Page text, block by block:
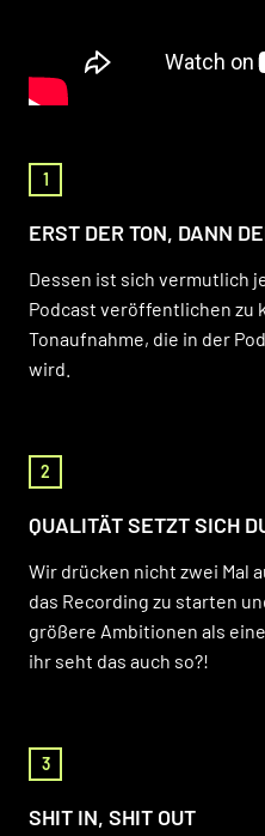
1
ERST DER TON, DANN
Dessen ist sich vermutlich
Podcast veröffentlichen zu
Tonaufnahme, die in der
wird.
2
QUALITÄT SETZT SICH
Wir drücken nicht zwei Mal
das Recording zu starten
größere Ambitionen als
ihr seht das auch so?!
3
SHIT IN, SHIT OUT